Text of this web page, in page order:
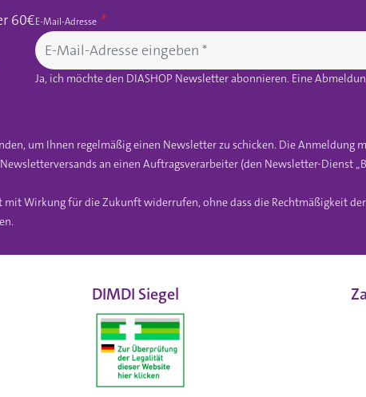
60€E-Mail-Adresse
Ja, ich möchte den DIASHOP Newsletter abonnieren. Eine
um Ihnen regelmäßig einen Newsletter zu schicken. Die Anmeldung
an einen Auftragsverarbeiter (den Newsletter-Dienst
Wirkung für die Zukunft widerrufen, ohne dass die Rechtmäßigkeit
DIMDI Siegel